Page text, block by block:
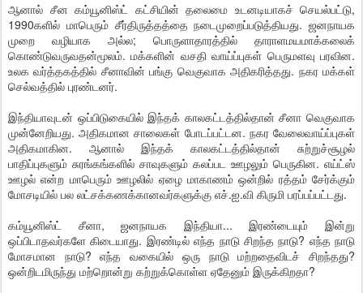
ஆனால் சீன கம்யூனிஸ்ட் கட்சியின் தலைமை உடனடியாகச் செயல்பட்டு,
1990களில் மாபெரும் சீர்திருத்தத்தை நடைமுறைப்படுத்தியது. ஜனநாயக
முறை வழியாக அல்ல; பொருளாதாரத்தில் தாராளமயமாக்கலைக்
கொண்டுவருவதன்மூலம். மக்களின் வசதி வாய்ப்புகள் பெருமளவு பரவின.
உலக வர்த்தகத்தில் சீனாவின் பங்கு வெகுவாக அதிகரித்தது. நகர மக்கள்
செல்வத்தில் புரண்டனர்.
இந்தியாவுடன் ஒப்பிடுகையில் இந்தக் காலகட்டத்தில்தான் சீனா வெகுவாக
முன்னேறியது. அதிகமான சாலைகள் போடப்பட்டன. நகர வேலைவாய்ப்புகள்
அதிகமாகின. ஆனால் இந்தக் காலகட்டத்தில்தான் சுற்றுச்சூழல்
பாதிப்புகளும் சுரங்கங்களில் சாவுகளும் கலப்பட ஊழலும் பெருகின. எய்ட்ஸ்
ஊழல் என்ற மாபெரும் ஊழலில் ஏழை மாகாணம் ஒன்றில் ரத்தம் சேர்க்கும்
மோசடியில் பல லட்சக்கணக்கானவர்களுக்கு எச்.ஐ.வி கிருமி பரப்பப்பட்டது.
கம்யூனிஸ்ட் சீனா, ஜனநாயக இந்தியா... இரண்டையும் இன்று
ஒப்பிடாதவர்களே கிடையாது. இரண்டில் எந்த நாடு சிறந்த நாடு? எந்த நாடு
மோசமான நாடு? எந்த வகையில் ஒரு நாடு மற்றதைவிடச் சிறந்தது?
ஒன்றிடமிருந்து மற்றொன்று கற்றுக்கொள்ள ஏதேனும் இருக்கிறதா?